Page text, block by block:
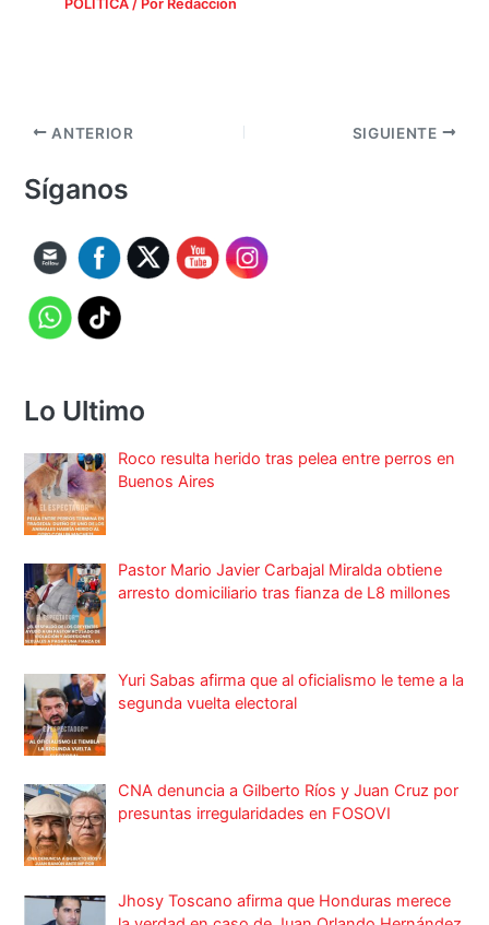
POLÍTICA/ Por Redacción
ANTERIOR SIGUIENTE
Síganos
Lo Ultimo
Roco resulta herido tras pelea entre perros en
Buenos Aires
Pastor Mario Javier Carbajal Miralda obtiene
arresto domiciliario tras fianza de L8 millones
Yuri Sabas afirma que al oficialismo le teme a la
segunda vuelta electoral
CNA denuncia a Gilberto Ríos y Juan Cruz por
presuntas irregularidades en FOSOVI
Jhosy Toscano afirma que Honduras merece